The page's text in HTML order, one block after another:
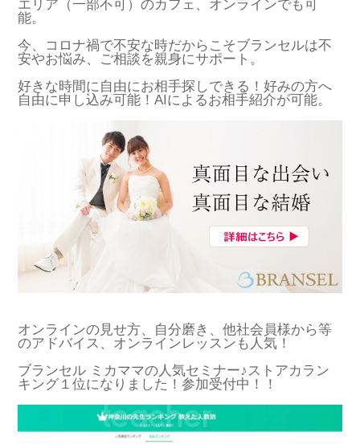
エリア（一部不可）のカフェ、オンラインでも可
能。
今、コロナ禍で不安な時だからこそブランセルは不
安やお悩み、ご相談を親身にサポート。
好きな時間に自由にお相手探しできる！好みの方へ
自由に申し込み可能！AIによるお相手紹介が可能。
オンラインの見せ方、自分磨き、他社会員様から等
のアドバイス、オンラインレッスンも人気！
ブランセル ミカママの人気セミナー♪ストアカラン
キング１位になりました！参加受付中！！